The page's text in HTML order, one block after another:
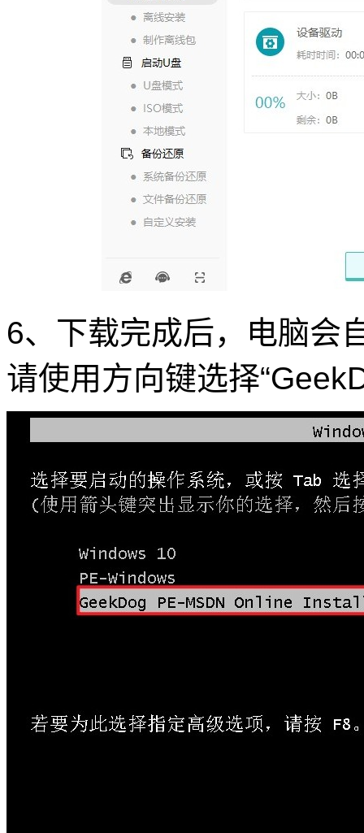
6、下载完成后，电脑会
请使用方向键选择